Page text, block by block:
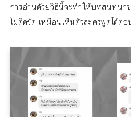
การอ่านด้วยวิธีนี้จะทำให้บทสนทนา
ไม่ติดขัด เหมือนเห็นตัวละครพูดโต้ต